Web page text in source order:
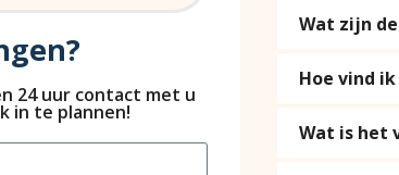
24 uur contact met u
in te plannen!
Wat zijn
Hoe vind
Wat is het